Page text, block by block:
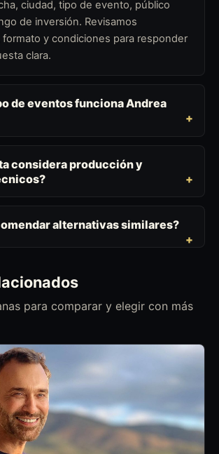
ciudad, tipo de evento, público
de inversión. Revisamos
formato y condiciones para responder
clara.
de eventos funciona Andrea
considera producción y
alternativas similares?
para comparar y elegir con más